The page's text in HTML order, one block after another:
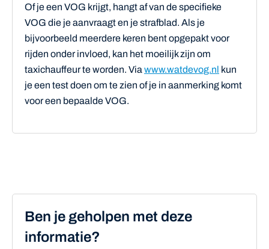
Of je een VOG krijgt, hangt af van de specifieke
VOG die je aanvraagt en je strafblad. Als je
bijvoorbeeld meerdere keren bent opgepakt voor
rijden onder invloed, kan het moeilijk zijn om
taxichauffeur te worden. Via www.watdevog.nl kun
je een test doen om te zien of je in aanmerking komt
voor een bepaalde VOG.
Ben je geholpen met deze
informatie?